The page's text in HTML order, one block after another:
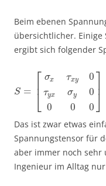
Beim ebenen
übersichtlicher.
ergibt sich folgender
S = ⎡
⎣
⎢ σx
τyx
0
τxy
σy
0
0
0
0
⎤
⎦⎥
Das ist zwar etwas
Spannungstensor für
aber immer noch sehr
Ingenieur im Alltag